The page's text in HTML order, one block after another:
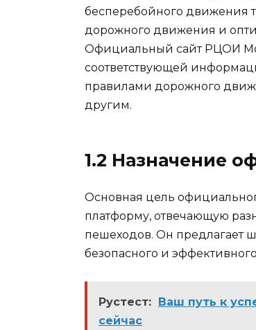
бесперебойного движения
дорожного движения и
Официальный сайт РЦОИ
соответствующей
правилами дорожного
другим.
1.2 Назначение
Основная цель
платформу, отвечающую
пешеходов. Он предлагает
безопасного и
Рустест:
Ваш путь к
сейчас